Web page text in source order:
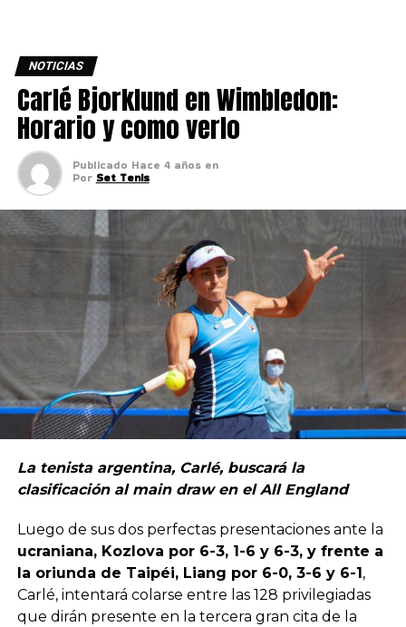
NOTICIAS
Carlé Bjorklund en Wimbledon:
Horario y como verlo
Publicado Hace 4 años en
Por Set Tenis
La tenista argentina, Carlé, buscará la
clasificación al main draw en el All England
Luego de sus dos perfectas presentaciones ante la
ucraniana, Kozlova por 6-3, 1-6 y 6-3, y frente a
la oriunda de Taipéi, Liang por 6-0, 3-6 y 6-1,
Carlé, intentará colarse entre las 128 privilegiadas
que dirán presente en la tercera gran cita de la